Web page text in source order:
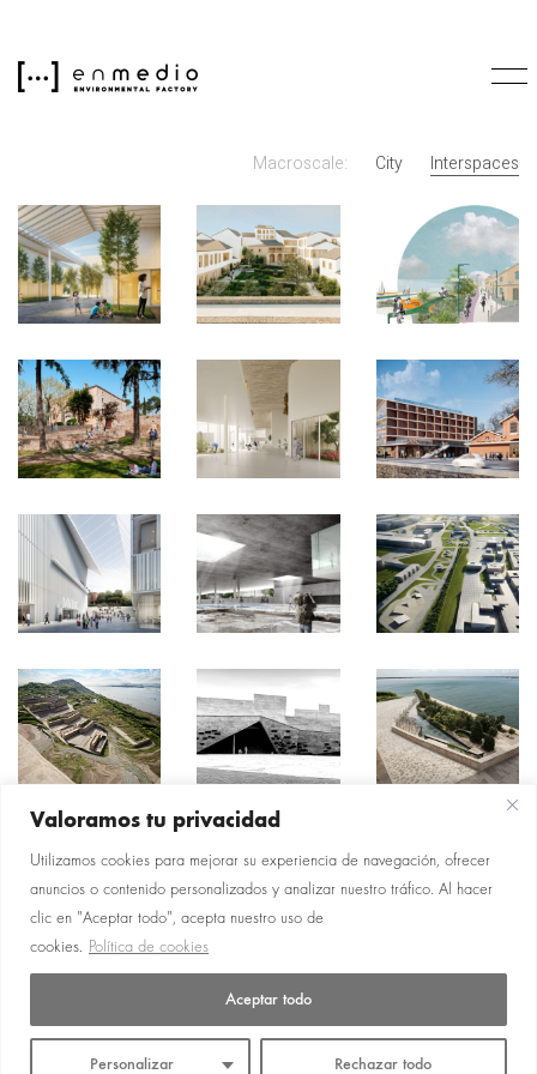
Valoramos tu privacidad
Utilizamos cookies para mejorar su experiencia de navegación, ofrecer
anuncios o contenido personalizados y analizar nuestro tráfico. Al hacer
clic en "Aceptar todo", acepta nuestro uso de
cookies. Política de cookies
Personalizar Rechazar todo
Aceptar todo
Macroscale: City Interspaces
© Copyright 2026 — Enmedio Studio